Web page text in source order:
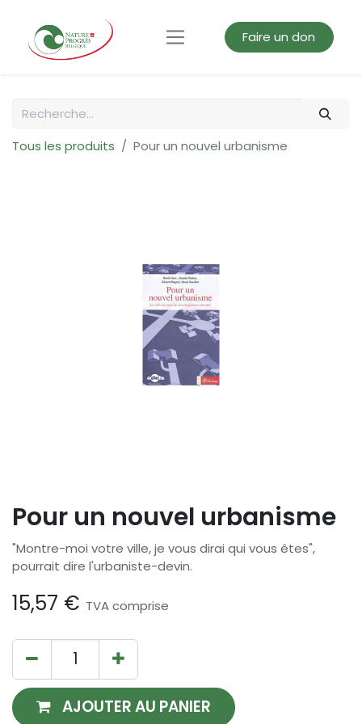
Faire un don
Tous les produits Pour un nouvel urbanisme
Pour un nouvel urbanisme
"Montre-moi votre ville, je vous dirai qui vous êtes",
pourrait dire l'urbaniste-devin.
15,57 € TVA comprise
AJOUTER AU PANIER